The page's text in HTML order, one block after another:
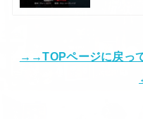
→→TOPページに戻っ